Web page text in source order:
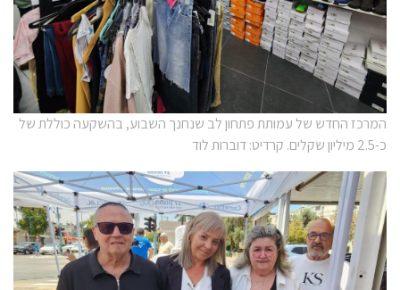
המרכז החדש של עמותת פתחון לב שנחנך השבוע, בהשקעה כוללת של
כ-2.5 מיליון שקלים. קרדיט: דוברות לוד